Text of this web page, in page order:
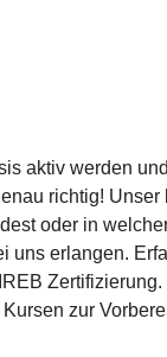
aktiv werden
richtig!
oder in
uns erlangen.
zur